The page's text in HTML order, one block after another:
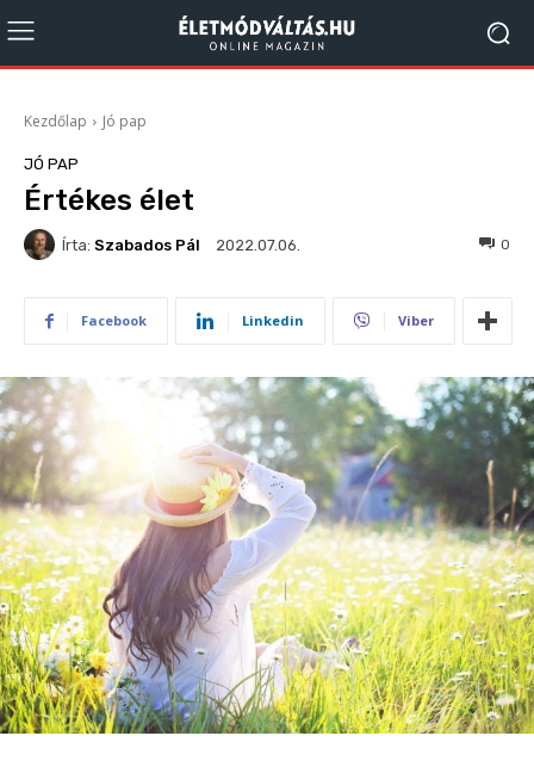
Kezdőlap Jó pap
JÓ PAP
Értékes élet
Írta: Szabados Pál 2022.07.06. 0
Facebook Linkedin Viber